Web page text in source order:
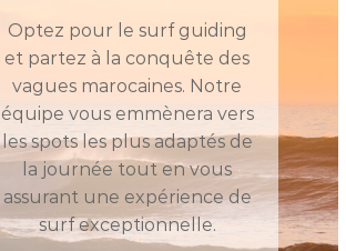
Optez pour le surf guiding
et partez à la conquête des
vagues marocaines. Notre
équipe vous emmènera vers
les spots les plus adaptés de
la journée tout en vous
assurant une expérience de
surf exceptionnelle.